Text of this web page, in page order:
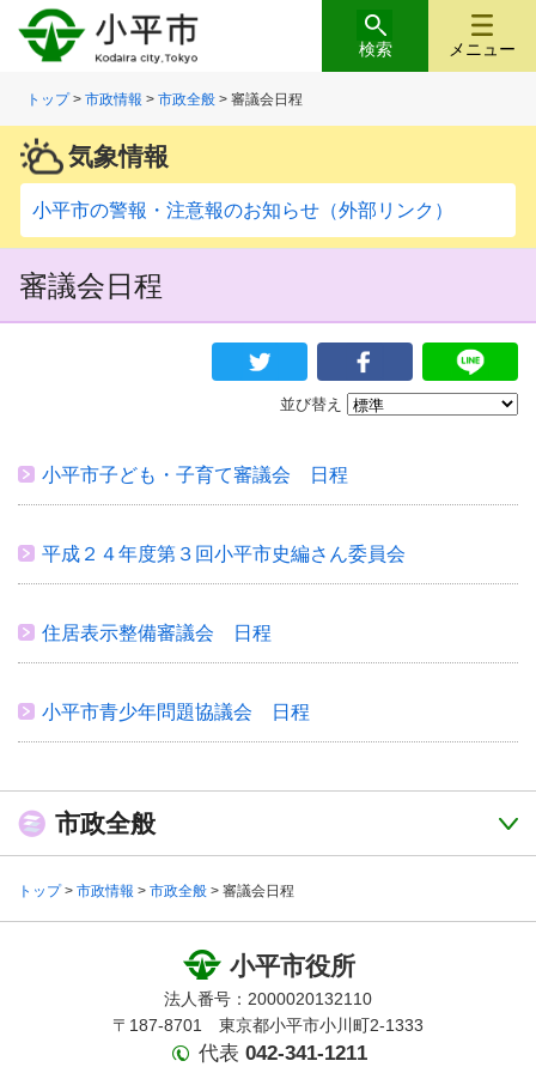
メニュー
検索
トップ>市政情報 >市政全般 > 審議会日程
気象情報
小平市の警報・注意報のお知らせ（外部リンク）
審議会日程
並び替え
小平市子ども・子育て審議会 日程
平成２４年度第３回小平市史編さん委員会
住居表示整備審議会 日程
小平市青少年問題協議会 日程
市政全般
トップ> 市政情報 > 市政全般 > 審議会日程
小平市役所
法人番号：2000020132110
〒187-8701 東京都小平市小川町2-1333
代表 042-341-1211